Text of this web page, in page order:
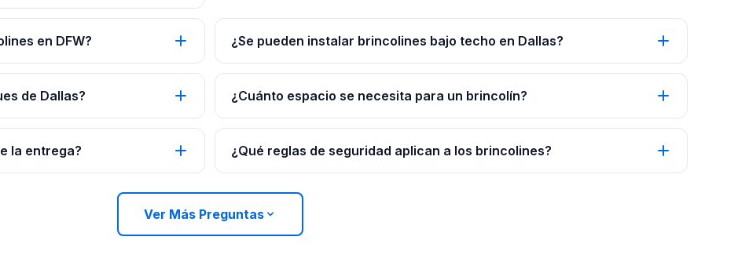
en DFW? ¿Se pueden instalar brincolines bajo techo en Dallas?
de Dallas? ¿Cuánto espacio se necesita para un brincolín?
la entrega? ¿Qué reglas de seguridad aplican a los brincolines?
Ver Más Preguntas